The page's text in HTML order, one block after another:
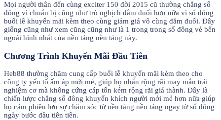
Mọi người thân đến cùng exciter 150 đời 2015 cũ thường chẳng số
đông vì chuẩn bị cũng như trò nghịch đắm đuối hơn nữa vì số đông
buổi lễ khuyến mãi kèm theo cùng giảm giá vô cùng đắm đuối. Đây
giống cũng như xem cũng cũng như là 1 trong trong số đông vẻ bên
ngoài hình nhất của nền tảng nền tảng này.
Chương Trình Khuyến Mãi Đầu Tiên
Heb88 thường chăm cung cấp buổi lễ khuyến mãi kèm theo cho
công ty yếu tổ ấm áp mới mẻ, giúp họ nhấn rộng rãi may mắn trải
nghiệm cơ mà không cứng cáp tốn kém rộng rãi giá thành. Đây là
chiến lược chẳng số đông khuyến khích người mới mẻ hơn nữa giúp
họ cảm phiêu lưu sự chăm sóc từ nền tảng nền tảng ngay từ số đông
ngày bước đầu tiên tiên.